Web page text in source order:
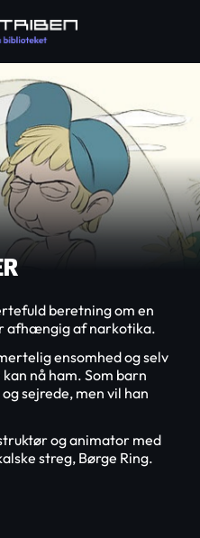
beretning om en
afhængig af narkotika.
ensomhed og selv
nå ham. Som barn
sejrede, men vil han
og animator med
streg, Børge Ring.